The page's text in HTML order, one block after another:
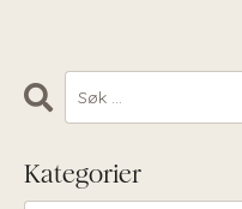
Kategorier